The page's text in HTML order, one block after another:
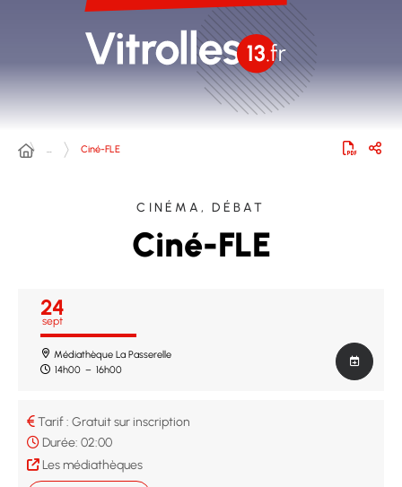
… Ciné-FLE
CINÉMA, DÉBAT
Ciné-FLE
24
sept
Médiathèque La Passerelle
14h00 – 16h00
Tarif : Gratuit sur inscription
Durée: 02:00
Les médiathèques